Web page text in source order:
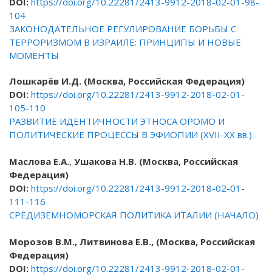
104
ЗАКОНОДАТЕЛЬНОЕ РЕГУЛИРОВАНИЕ БОРЬБЫ С
ТЕРРОРИЗМОМ В ИЗРАИЛЕ: ПРИНЦИПЫ И НОВЫЕ
МОМЕНТЫ
Лошкарёв И.Д. (Москва, Российская Федерация)
DOI: https://doi.org/10.22281/2413-9912-2018-02-01-
105-110
РАЗВИТИЕ ИДЕНТИЧНОСТИ ЭТНОСА ОРОМО И
ПОЛИТИЧЕСКИЕ ПРОЦЕССЫ В ЭФИОПИИ (XVII-XX вв.)
Маслова Е.А., Ушакова Н.В. (Москва, Российская
Федерация)
DOI: https://doi.org/10.22281/2413-9912-2018-02-01-
111-116
СРЕДИЗЕМНОМОРСКАЯ ПОЛИТИКА ИТАЛИИ (НАЧАЛО)
Морозов В.М., Литвинова Е.В., (Москва, Российская
Федерация)
DOI: https://doi.org/10.22281/2413-9912-2018-02-01-